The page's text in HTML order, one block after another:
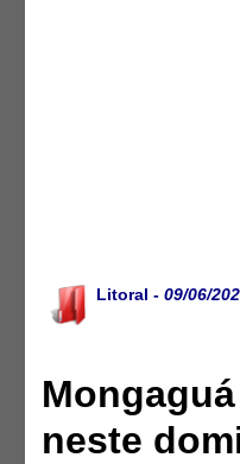
Litoral - 09/06/
neste